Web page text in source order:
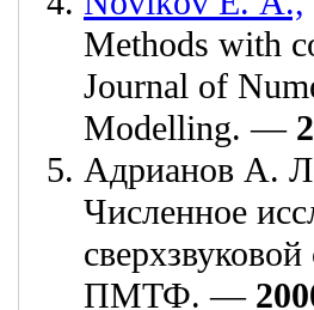
Methods with
Journal of
Modelling. —
Адрианов А.
Численное
ПМТФ. —